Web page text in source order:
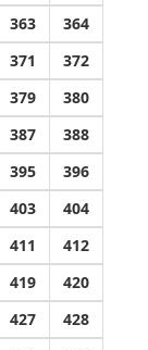
363
364
371
372
379
380
387
388
395
396
403
404
411
412
419
420
427
428